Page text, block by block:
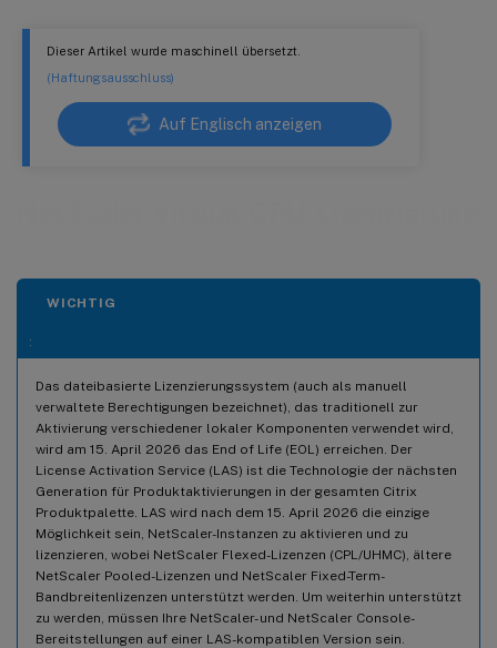
Dieser Artikel wurde maschinell übersetzt.
(Haftungsausschluss)
Auf Englisch anzeigen
WICHTIG
:
Das dateibasierte Lizenzierungssystem (auch als manuell
verwaltete Berechtigungen bezeichnet), das traditionell zur
Aktivierung verschiedener lokaler Komponenten verwendet wird,
wird am 15. April 2026 das End of Life (EOL) erreichen. Der
License Activation Service (LAS) ist die Technologie der nächsten
Generation für Produktaktivierungen in der gesamten Citrix
Produktpalette. LAS wird nach dem 15. April 2026 die einzige
Möglichkeit sein, NetScaler-Instanzen zu aktivieren und zu
lizenzieren, wobei NetScaler Flexed-Lizenzen (CPL/UHMC), ältere
NetScaler Pooled-Lizenzen und NetScaler Fixed-Term-
Bandbreitenlizenzen unterstützt werden. Um weiterhin unterstützt
zu werden, müssen Ihre NetScaler- und NetScaler Console-
Bereitstellungen auf einer LAS-kompatiblen Version sein.